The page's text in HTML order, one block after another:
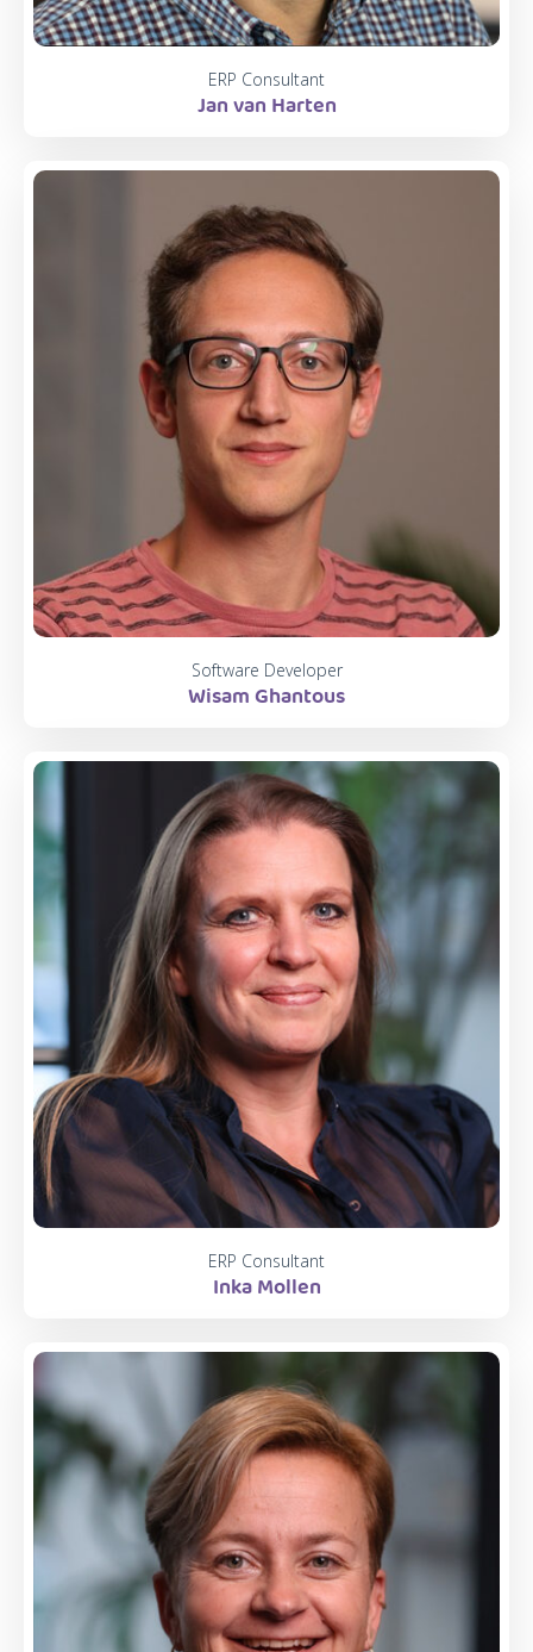
ERP Consultant
Jan van Harten
Software Developer
Wisam Ghantous
ERP Consultant
Inka Mollen